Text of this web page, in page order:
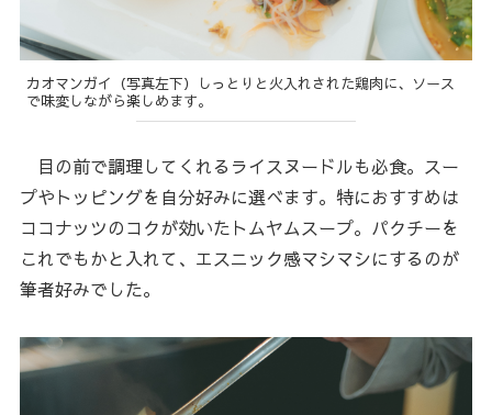
カオマンガイ（写真左下）しっとりと火入れされた鶏肉に、ソース
で味変しながら楽しめます。
目の前で調理してくれるライスヌードルも必食。スー
プやトッピングを自分好みに選べます。特におすすめは
ココナッツのコクが効いたトムヤムスープ。パクチーを
これでもかと入れて、エスニック感マシマシにするのが
筆者好みでした。